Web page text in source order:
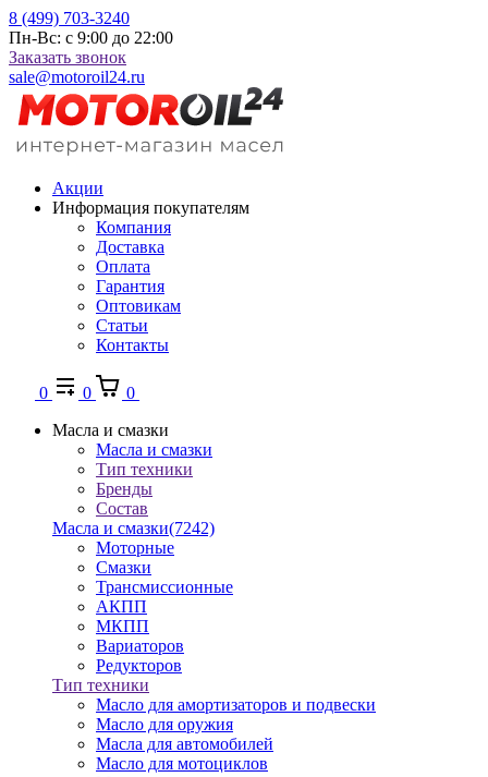
8 (499) 703-3240
Пн-Вс: с 9:00 до 22:00
Заказать звонок
sale@motoroil24.ru
Акции
Информация покупателям
Компания
Доставка
Оплата
Гарантия
Оптовикам
Статьи
Контакты
0 0
0
Масла и смазки
Масла и смазки
Тип техники
Бренды
Состав
Масла и смазки(7242)
Моторные
Смазки
Трансмиссионные
АКПП
МКПП
Вариаторов
Редукторов
Тип техники
Масло для амортизаторов и подвески
Масло для оружия
Масла для автомобилей
Масло для мотоциклов